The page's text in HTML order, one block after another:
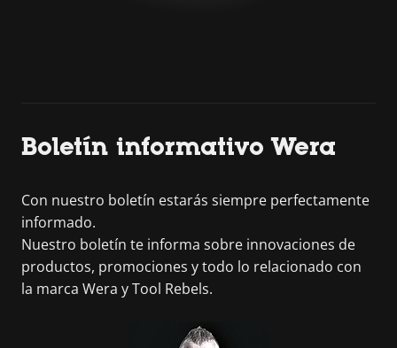
Boletín informativo Wera
Con nuestro boletín estarás siempre perfectamente
informado.
Nuestro boletín te informa sobre innovaciones de
productos, promociones y todo lo relacionado con
la marca Wera y Tool Rebels.